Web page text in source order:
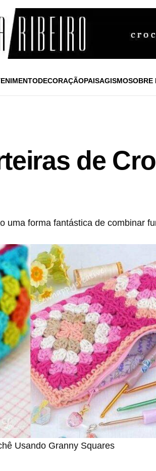
DECORAÇÃOPAISAGISMOSOBRE
de
uma forma fantástica de combinar
Usando Granny Squares